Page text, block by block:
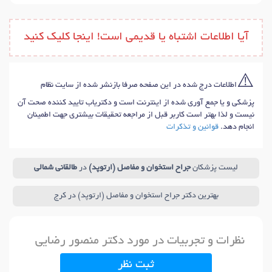
آیا اطلاعات اشتباه یا قدیمی است! اینجا کلیک کنید
⚠️اطلاعات درج شده در این صفحه صرفا بازنشر شده از سایت نظام
پزشکی و یا جمع آوری شده از اینترنت است و دکتریاب تایید کننده صحت آن
نیست و لذا بهتر است کاربر قبل از مراجعه تحقیقات بیشتری جهت اطمینان
انجام دهد. قوانین و تذکرات
لیست پزشکانجراح استخوان و مفاصل (ارتوپد) در طالقانی شمالی
بهترین دکتر جراح استخوان و مفاصل (ارتوپد) در کرج
نظرات و تجربیات در مورد دکتر منصور رضایی
ثبت نظر